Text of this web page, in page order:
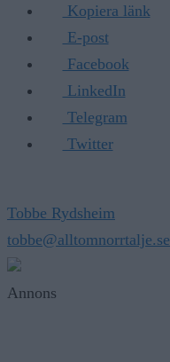
Kopiera länk
E-post
Facebook
LinkedIn
Telegram
Twitter
Tobbe Rydsheim
tobbe@alltomnorrtalje.se
Annons